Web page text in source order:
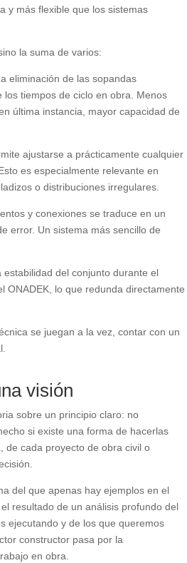
y más flexible que los sistemas
la suma de varios:
eliminación de las sopandas
tiempos de ciclo en obra. Menos
última instancia, mayor capacidad de
ajustarse a prácticamente cualquier
es especialmente relevante en
o distribuciones irregulares.
y conexiones se traduce en un
error. Un sistema más sencillo de
estabilidad del conjunto durante el
ONADEK, lo que redunda directamente
se juegan a la vez, contar con un
visión
sobre un principio claro: no
si existe una forma de hacerlas
de cada proyecto de obra civil o
del que apenas hay ejemplos en el
resultado de un análisis profundo del
ejecutando y de los que queremos
constructor pasa por la
en obra.